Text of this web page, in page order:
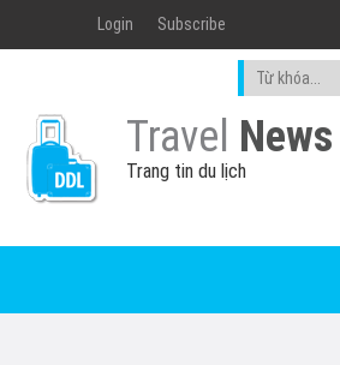
Login Subscribe
Travel News
Trang tin du lịch